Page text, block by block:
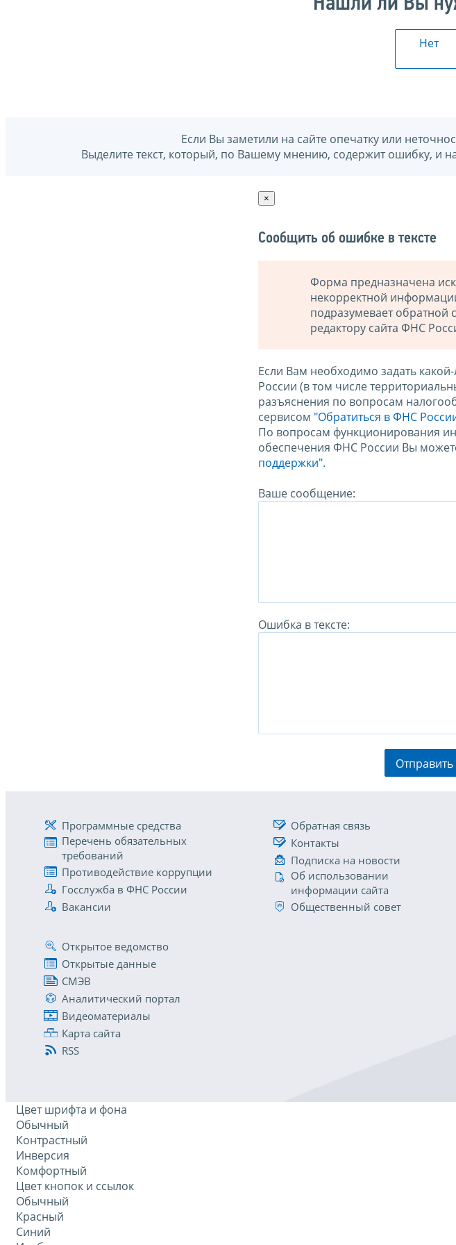
Нет
Если Вы заметили на сайте опечатку или
Выделите текст, который, по Вашему мнению, содержит ошибку, и
×
Сообщить об ошибке в тексте
Форма предназначена
некорректной
подразумевает обратной
редактору сайта ФНС
Если Вам необходимо задать
России (в том числе
разъяснения по вопросам
сервисом "Обратиться в ФНС
По вопросам функционирования
обеспечения ФНС России Вы
поддержки".
Ваше сообщение:
Ошибка в тексте:
Отправить
Программные средства
Перечень обязательных
требований
Противодействие коррупции
Госслужба в ФНС России
Вакансии
Обратная связь
Контакты
Подписка на новости
Об использовании
информации сайта
Общественный совет
Открытое ведомство
Открытые данные
СМЭВ
Аналитический портал
Видеоматериалы
Карта сайта
RSS
Цвет шрифта и фона
Обычный
Контрастный
Инверсия
Комфортный
Цвет кнопок и ссылок
Обычный
Красный
Синий